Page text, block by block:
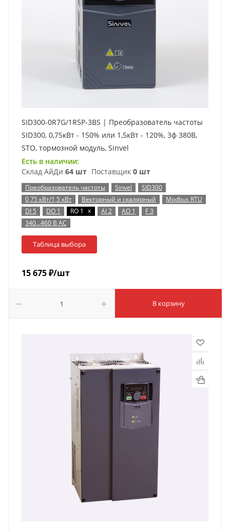
SID300-0R7G/1R5P-3BS | Преобразователь частоты
SID300, 0,75кВт - 150% или 1,5кВт - 120%, 3ф 380В,
STO, тормозной модуль, Sinvel
Есть в наличии:
Склад АйДи 64 шт Поставщик 0 шт
Преобразователь частоты Sinvel
SID300
0,75 кВт/1,5 кВт
Векторный и скалярный
Modbus RTU
DI 5
DO 1 RO 1 x AI 2 AO 1
F 3
340…460 В AC
Таблица выбора
15 675₽/шт
В корзину